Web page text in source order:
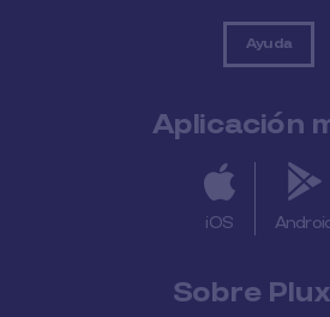
Ayuda
Aplicación
iOS
Sobre